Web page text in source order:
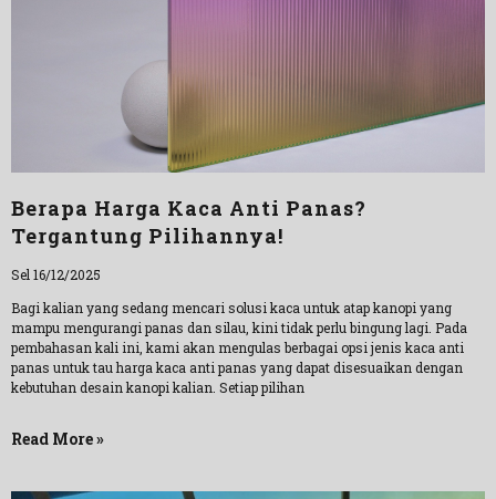
Berapa Harga Kaca Anti Panas?
Tergantung Pilihannya!
Sel 16/12/2025
Bagi kalian yang sedang mencari solusi kaca untuk atap kanopi yang
mampu mengurangi panas dan silau, kini tidak perlu bingung lagi. Pada
pembahasan kali ini, kami akan mengulas berbagai opsi jenis kaca anti
panas untuk tau harga kaca anti panas yang dapat disesuaikan dengan
kebutuhan desain kanopi kalian. Setiap pilihan
Read More »